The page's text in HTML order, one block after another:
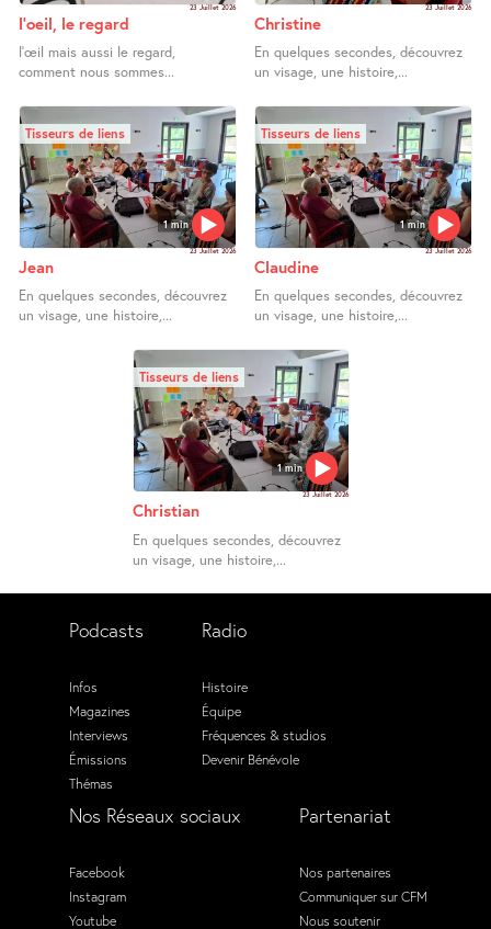
23 Juillet 2026
l’oeil, le regard
l’œil mais aussi le regard,
comment nous sommes...
23 Juillet 2026
Christine
En quelques secondes, découvrez
un visage, une histoire,...
1 min
Tisseurs de liens
23 Juillet 2026
Jean
En quelques secondes, découvrez
un visage, une histoire,...
1 min
Tisseurs de liens
23 Juillet 2026
Claudine
En quelques secondes, découvrez
un visage, une histoire,...
1 min
Tisseurs de liens
23 Juillet 2026
Christian
En quelques secondes, découvrez
un visage, une histoire,...
Podcasts
Infos
Magazines
Interviews
Émissions
Thémas
Radio
Histoire
Équipe
Fréquences & studios
Devenir Bénévole
Nos Réseaux sociaux
Facebook
Instagram
Youtube
Partenariat
Nos partenaires
Communiquer sur CFM
Nous soutenir